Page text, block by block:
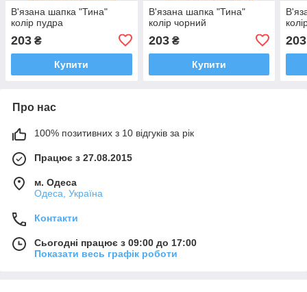
В'язана шапка "Тина"
колір пудра
203 ₴
Купити
В'язана шапка "Тина"
колір чорний
203₴
Купити
203
Про нас
100% позитивних з 10 відгуків за рік
Працює з 27.08.2015
м. Одеса
Одеса, Україна
Контакти
Сьогодні працює з 09:00 до 17:00
Показати весь графік роботи